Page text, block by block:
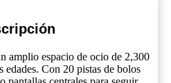
amplio espacio de ocio de 2,300
edades. Con 20 pistas de bolos